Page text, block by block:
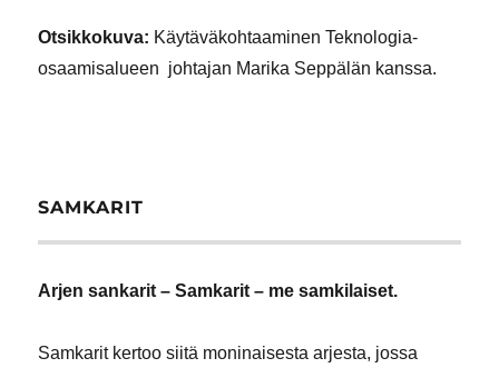
Otsikkokuva: Käytäväkohtaaminen Teknologia-
osaamisalueen johtajan Marika Seppälän kanssa.
SAMKARIT
Arjen sankarit – Samkarit – me samkilaiset.
Samkarit kertoo siitä moninaisesta arjesta, jossa